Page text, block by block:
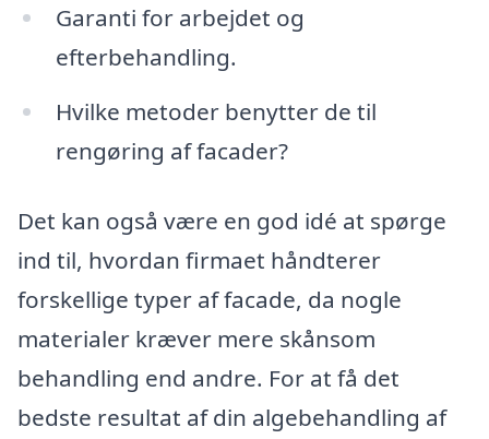
Garanti for arbejdet og
efterbehandling.
Hvilke metoder benytter de til
rengøring af facader?
Det kan også være en god idé at spørge
ind til, hvordan firmaet håndterer
forskellige typer af facade, da nogle
materialer kræver mere skånsom
behandling end andre. For at få det
bedste resultat af din algebehandling af